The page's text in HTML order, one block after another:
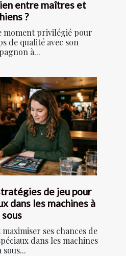
entre maîtres et
?
moment privilégié pour
de qualité avec son
à...
de jeu pour
dans les machines à
sous
ses chances de
dans les machines
sous...